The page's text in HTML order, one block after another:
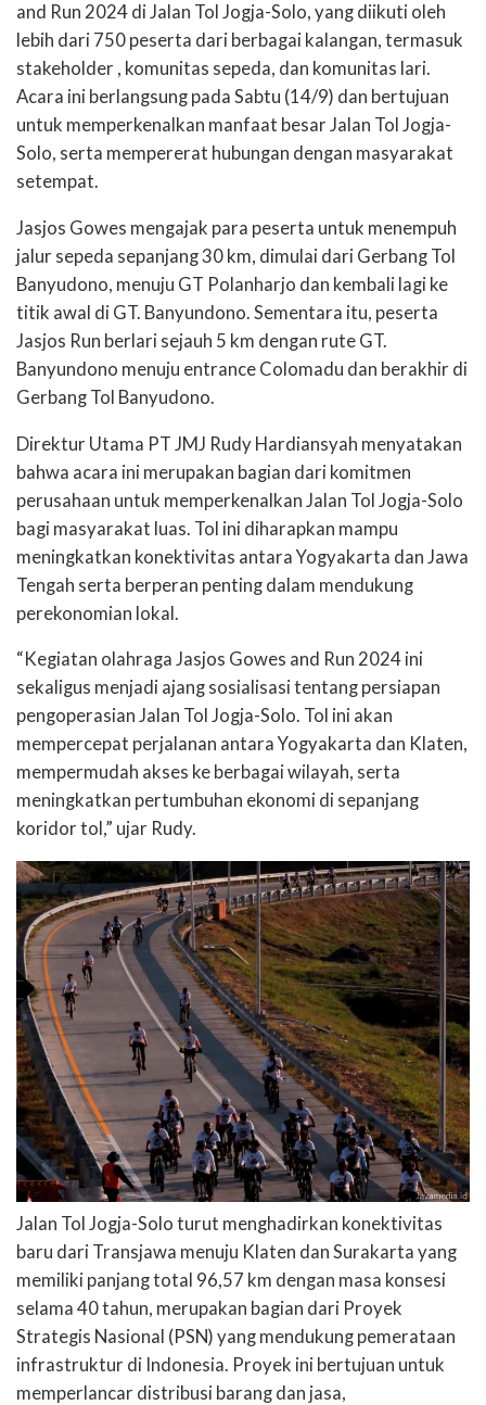
and Run 2024 di Jalan Tol Jogja-Solo, yang diikuti oleh
lebih dari 750 peserta dari berbagai kalangan, termasuk
stakeholder , komunitas sepeda, dan komunitas lari.
Acara ini berlangsung pada Sabtu (14/9) dan bertujuan
untuk memperkenalkan manfaat besar Jalan Tol Jogja-
Solo, serta mempererat hubungan dengan masyarakat
setempat.
Jasjos Gowes mengajak para peserta untuk menempuh
jalur sepeda sepanjang 30 km, dimulai dari Gerbang Tol
Banyudono, menuju GT Polanharjo dan kembali lagi ke
titik awal di GT. Banyundono. Sementara itu, peserta
Jasjos Run berlari sejauh 5 km dengan rute GT.
Banyundono menuju entrance Colomadu dan berakhir di
Gerbang Tol Banyudono.
Direktur Utama PT JMJ Rudy Hardiansyah menyatakan
bahwa acara ini merupakan bagian dari komitmen
perusahaan untuk memperkenalkan Jalan Tol Jogja-Solo
bagi masyarakat luas. Tol ini diharapkan mampu
meningkatkan konektivitas antara Yogyakarta dan Jawa
Tengah serta berperan penting dalam mendukung
perekonomian lokal.
“Kegiatan olahraga Jasjos Gowes and Run 2024 ini
sekaligus menjadi ajang sosialisasi tentang persiapan
pengoperasian Jalan Tol Jogja-Solo. Tol ini akan
mempercepat perjalanan antara Yogyakarta dan Klaten,
mempermudah akses ke berbagai wilayah, serta
meningkatkan pertumbuhan ekonomi di sepanjang
koridor tol,” ujar Rudy.
Jalan Tol Jogja-Solo turut menghadirkan konektivitas
baru dari Transjawa menuju Klaten dan Surakarta yang
memiliki panjang total 96,57 km dengan masa konsesi
selama 40 tahun, merupakan bagian dari Proyek
Strategis Nasional (PSN) yang mendukung pemerataan
infrastruktur di Indonesia. Proyek ini bertujuan untuk
memperlancar distribusi barang dan jasa,